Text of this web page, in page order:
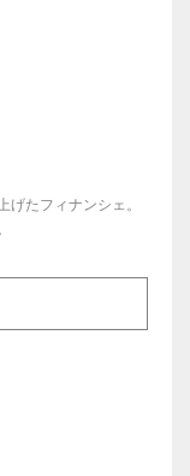
げたフィナンシェ。